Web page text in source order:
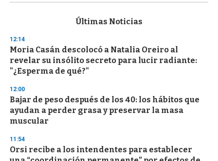
s
d
s
o
f
s
e
c
o
n
Últimas Noticias
12:14
Moria Casán descolocó a Natalia Oreiro al
revelar su insólito secreto para lucir radiante:
"¿Esperma de qué?"
12:00
Bajar de peso después de los 40: los hábitos que
ayudan a perder grasa y preservar la masa
muscular
11:54
Orsi recibe a los intendentes para establecer